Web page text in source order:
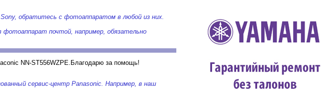
обратитесь с фотоаппаратом в любой из них.
почтой, например, обязательно
NN-ST556WZPE.Благодарю за помощь!
сервис-центр Panasonic. Например, в наш